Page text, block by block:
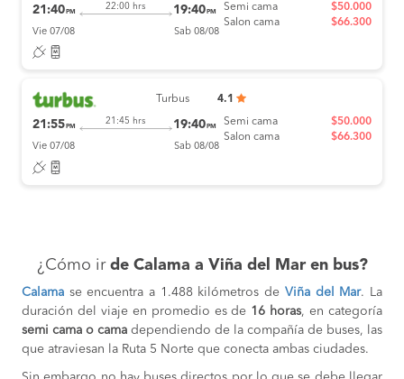
21:40 PM
22:00 hrs 19:40 PM
Vie 07/08 Sab 08/08
Semi cama
Salon cama
$50.000
$66.300
Turbus 4.1
21:55 PM
21:45 hrs 19:40 PM
Vie 07/08 Sab 08/08
Semi cama
Salon cama
$50.000
$66.300
¿Cómo ir de Calama a Viña del Mar en bus?
Calama se encuentra a 1.488 kilómetros de Viña del Mar. La
duración del viaje en promedio es de 16 horas, en categoría
semi cama o cama dependiendo de la compañía de buses, las
que atraviesan la Ruta 5 Norte que conecta ambas ciudades.